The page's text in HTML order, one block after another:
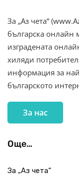
За „Аз чета“
българска онлайн
изградената
хиляди
информация за
българското
За нас
Още…
За „Аз чета“